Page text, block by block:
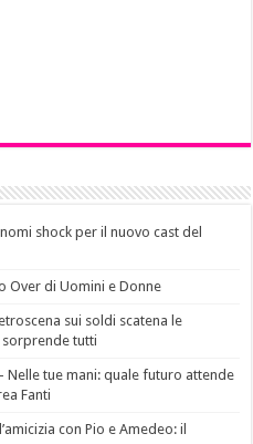
shock per il nuovo cast del
Over di Uomini e Donne
sui soldi scatena le
tutti
Nelle tue mani: quale futuro attende
Fanti
con Pio e Amedeo: il